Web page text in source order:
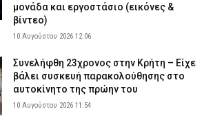
μονάδα και εργοστάσιο (εικόνες &
βίντεο)
10 Αυγούστου 2026 12:06
Συνελήφθη 23χρονος στην Κρήτη – Είχε
βάλει συσκευή παρακολούθησης στο
αυτοκίνητο της πρώην του
10 Αυγούστου 2026 11:54